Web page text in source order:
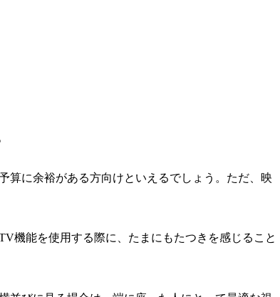
算に余裕がある方向けといえるでしょう。ただ、映
機能を使用する際に、たまにもたつきを感じること